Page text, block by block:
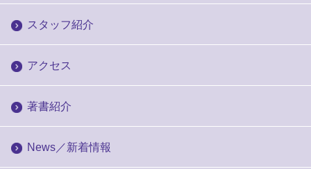
スタッフ紹介
アクセス
著書紹介
News／新着情報